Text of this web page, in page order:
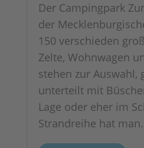
Der Campingpark
der
150 verschieden
Zelte, Wohnwagen
stehen zur Auswahl,
unterteilt mit
Lage oder eher im
Strandreihe hat